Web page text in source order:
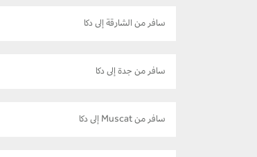
سافر من الشارقة إلى دكا
سافر من جدة إلى دكا
سافر من Muscat إلى دكا